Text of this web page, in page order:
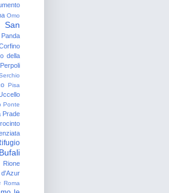
Omo
Panda
della
Perpoli
Pisa
Ponte
Prade
Rione
Roma